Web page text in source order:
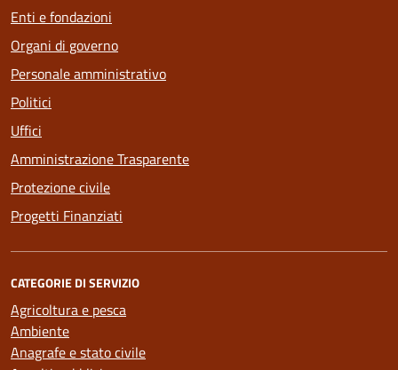
Enti e fondazioni
Organi di governo
Personale amministrativo
Politici
Uffici
Amministrazione Trasparente
Protezione civile
Progetti Finanziati
CATEGORIE DI SERVIZIO
Agricoltura e pesca
Ambiente
Anagrafe e stato civile